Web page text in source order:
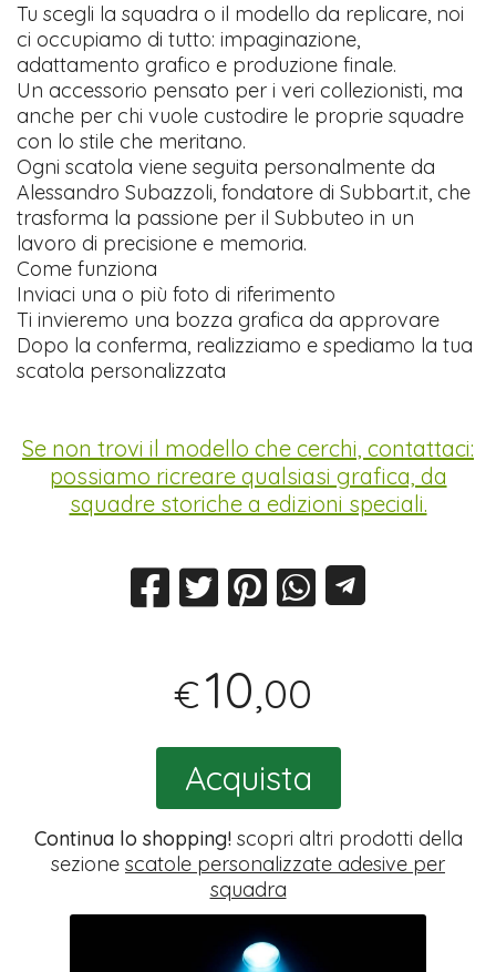
Tu scegli la squadra o il modello da replicare, noi
ci occupiamo di tutto: impaginazione,
adattamento grafico e produzione finale.
Un accessorio pensato per i veri collezionisti, ma
anche per chi vuole custodire le proprie squadre
con lo stile che meritano.
Ogni scatola viene seguita personalmente da
Alessandro Subazzoli, fondatore di Subbart.it, che
trasforma la passione per il Subbuteo in un
lavoro di precisione e memoria.
Come funziona
Inviaci una o più foto di riferimento
Ti invieremo una bozza grafica da approvare
Dopo la conferma, realizziamo e spediamo la tua
scatola personalizzata
Se non trovi il modello che cerchi, contattaci:
possiamo ricreare qualsiasi grafica, da
squadre storiche a edizioni speciali.
€10,00
Acquista
Continua lo shopping!scopri altri prodotti della
sezione scatole personalizzate adesive per
squadra